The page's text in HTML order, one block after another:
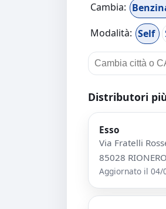
Cambia:
Modalità: Self
Distributori
Esso
Via Fratelli
85028
Aggiornato il 04/